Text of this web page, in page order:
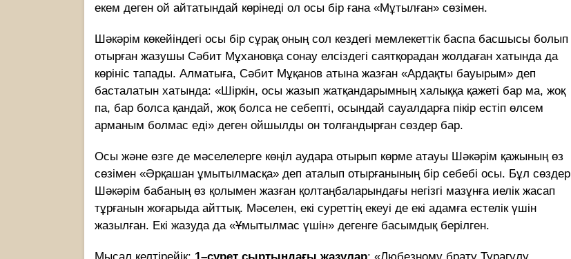
екем деген ой айтатындай көрінеді ол осы бір ғана «Мұтылған» сөзімен.
Шәкәрім көкейіндегі осы бір сұрақ оның сол кездегі мемлекеттік баспа басшысы болып
отырған жазушы Сәбит Мұхановқа сонау елсіздегі саятқорадан жолдаған хатында да
көрініс тапады. Алматыға, Сәбит Мұқанов атына жазған «Ардақты бауырым» деп
басталатын хатында: «Шіркін, осы жазып жатқандарымның халыққа қажеті бар ма, жоқ
па, бар болса қандай, жоқ болса не себепті, осындай сауалдарға пікір естіп өлсем
арманым болмас еді» деген ойшылды он толғандырған сөздер бар.
Осы және өзге де мәселелерге көңіл аудара отырып көрме атауы Шәкәрім қажының өз
сөзімен «Әрқашан ұмытылмасқа» деп аталып отырғанының бір себебі осы. Бұл сөздер
Шәкәрім бабаның өз қолымен жазған қолтаңбаларындағы негізгі мазұнға иелік жасап
тұрғанын жоғарыда айттық. Мәселен, екі суреттің екеуі де екі адамға естелік үшін
жазылған. Екі жазуда да «Ұмытылмас үшін» дегенге басымдық берілген.